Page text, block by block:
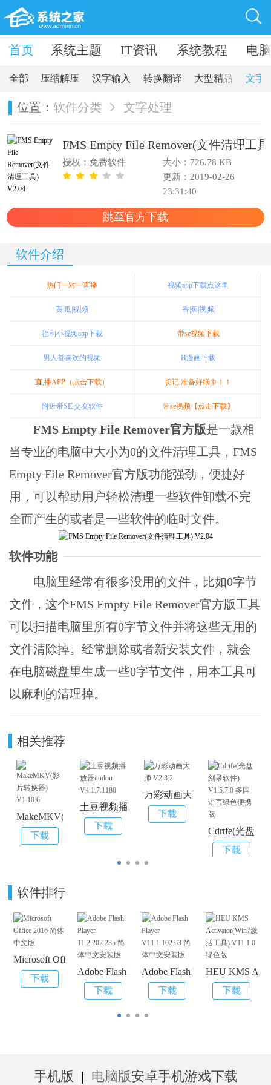
软件 系统主题 IT资讯 系统教程 电
首页
全部 压缩解压 汉字输入 转换翻译 大型精品 文字
位置： 软件分类 文字处理
FMS Empty File Remover(文件清理工
授权：免费软件
大小：726.78 KB
更新：2019-02-26
23:31:40
跳至官方下载
软件介绍
热门一对一直播 视频app下载点这里
黄|瓜|视|频 香|蕉|视|频
福利小视频app下载 带se视频下载
男人都喜欢的视频 H漫画下载
直,播APP（点击下载） 切记,准备好纸巾！！
附近带SE,交友软件 带se视频【点击下载】
FMS Empty File Remover官方版是一款相
当专业的电脑中大小为0的文件清理工具，FMS
Empty File Remover官方版功能强劲，便捷好
用，可以帮助用户轻松清理一些软件卸载不完
全而产生的或者是一些软件的临时文件。
软件功能
电脑里经常有很多没用的文件，比如0字节
文件，这个FMS Empty File Remover官方版工具
可以扫描电脑里所有0字节文件并将这些无用的
文件清除掉。经常删除或者新安装文件，就会
在电脑磁盘里生成一些0字节文件，用本工具可
以麻利的清理掉。
相关推荐
MakeMKV(影片转换器) V1.10.6
土豆视频播放器itudou V4.1.7.1180
万彩动画大师 V2.3.2
Cdrtfe(光盘刻
软件排行
Microsoft Office 2016 简体中文版
Adobe Flash Player 11.2.202.235 简体中文安装
Adobe Flash PlayerHEU KMS
手机版 | 电脑版安卓手机游戏下载